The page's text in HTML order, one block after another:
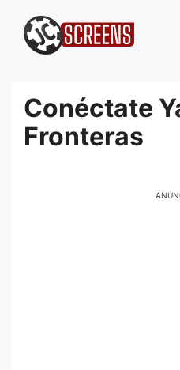
para
Conéctate
Fronteras